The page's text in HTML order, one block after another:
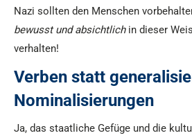
Nazi sollten den Menschen
bewusst und absichtlichin dieser
verhalten!
Verben statt
Nominalisierungen
Ja, das staatliche Gefüge und die